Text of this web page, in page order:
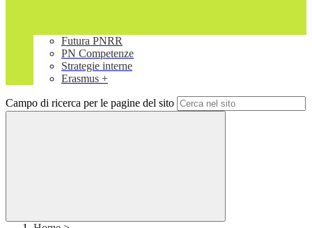
Futura PNRR
PN Competenze
Strategie interne
Erasmus +
Campo di ricerca per le pagine del sito